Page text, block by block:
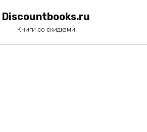
Discountbooks.ru
Книги со скидками